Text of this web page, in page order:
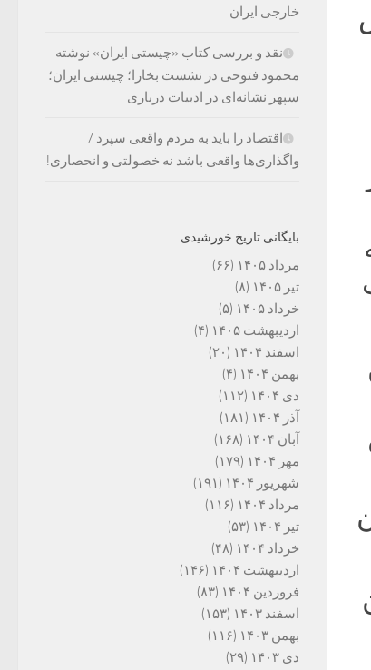
خارجی ایران
نقد و بررسی کتاب «چیستی ایران» نوشته
محمود فتوحی در نشست بخارا؛ چیستی ایران؛
سپهر نشانه‌ای در ادبیات درباری
اقتصاد را باید به مردم واقعی سپرد /
واگذاری‌ها واقعی باشد نه خصولتی و انحصاری!
بایگانی تاریخ خورشیدی
مرداد ۱۴۰۵
(۶۶)
تیر ۱۴۰۵
(۸)
خرداد ۱۴۰۵
(۵)
اردیبهشت ۱۴۰۵
(۴)
اسفند ۱۴۰۴
(۲۰)
بهمن ۱۴۰۴
(۴)
دی ۱۴۰۴
(۱۱۲)
آذر ۱۴۰۴
(۱۸۱)
آبان ۱۴۰۴
(۱۶۸)
مهر ۱۴۰۴
(۱۷۹)
شهریور ۱۴۰۴
(۱۹۱)
مرداد ۱۴۰۴
(۱۱۶)
تیر ۱۴۰۴
(۵۳)
خرداد ۱۴۰۴
(۴۸)
اردیبهشت ۱۴۰۴
(۱۴۶)
فروردین ۱۴۰۴
(۸۳)
اسفند ۱۴۰۳
(۱۵۳)
بهمن ۱۴۰۳
(۱۱۶)
دی ۱۴۰۳
(۲۹)